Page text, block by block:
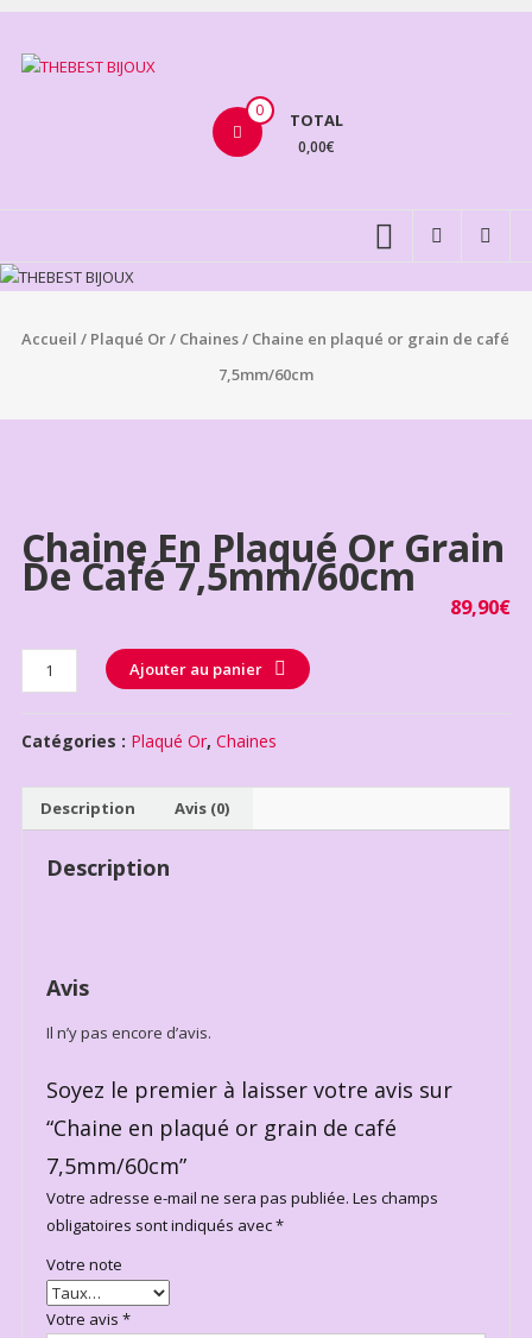
Aller
contenu
BIJOUX
0 TOTAL
0,00€
Accueil / Plaqué Or/ Chaines/ Chaine en plaqué or grain de café
7,5mm/60cm
Chaine En Plaqué Or Grain
De Café 7,5mm/60cm
89,90€
Quantité Ajouter au panier
Catégories : Plaqué Or, Chaines
Description Avis (0)
Description
Avis
Il n’y pas encore d’avis.
Soyez le premier à laisser votre avis sur
“Chaine en plaqué or grain de café
7,5mm/60cm”
Votre adresse e-mail ne sera pas publiée. Les champs
obligatoires sont indiqués avec*
Votre note
Votre avis *